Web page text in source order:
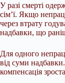
У разі смерті
сім’ї. Якщо
через втрату
надбавки, що
Для одного
від суми
компенсація